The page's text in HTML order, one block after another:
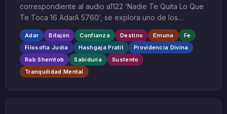
correspondiente al audio a1122 ‘Nadie Te Quita Lo Que
Te Toca 16 AdarA 5760’, se explora uno de los
conceptos más fundamentales del pensamiento judío: la
creencia de que lo que está destinado para cada
persona le llegará inevitablemente, y que nadie puede
arrebatar aquello que el Todopoderoso ha designado
para nosotros. Esta enseñanza, impartida durante el
Adar Bitajón Confianza Destino Emuna
Fe
Filosofía Judía
Hashgajá Pratit
Providencia Divina
Rab Shemtob
Sabiduría
Sustento
Tranquilidad Mental